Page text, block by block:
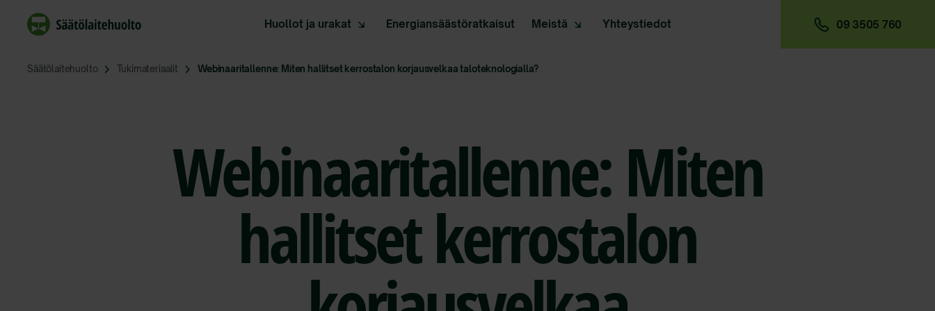
sisältöön
Huollot ja urakat Energiansäästöratkaisut Meistä Yhteystiedot 09 3505 760
Webinaaritallenne: Miten
hallitset kerrostalon
Säätölaitehuolto Tukimateriaalit Webinaaritallenne: Miten hallitset kerrostalon korjausvelkaa taloteknologialla?